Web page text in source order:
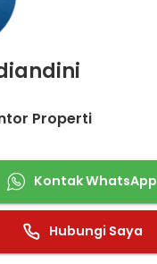
Properti
Kontak WhatsApp
Hubungi Saya